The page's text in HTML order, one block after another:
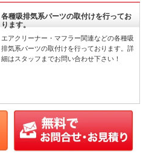
各種吸排気系パーツの取付けを行ってお
ります。
エアクリーナー・マフラー関連などの各種吸
排気系パーツの取付けを行っております。詳
細はスタッフまでお問い合わせ下さい！